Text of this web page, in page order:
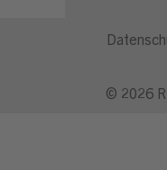
© 2026